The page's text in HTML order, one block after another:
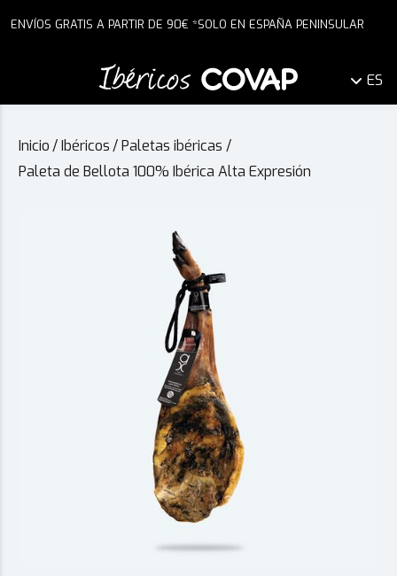
ENVÍOS GRATIS A PARTIR DE 90€ *SOLO EN ESPAÑA PENINSULAR
ES
Inicio /Ibéricos /Paletas ibéricas /
Paleta de Bellota 100% Ibérica Alta Expresión